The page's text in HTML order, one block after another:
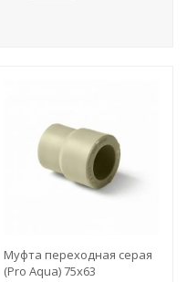
Муфта переходная серая
(Pro Aquа) 75х63